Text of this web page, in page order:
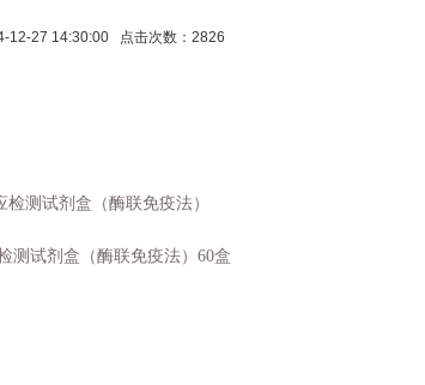
27 14:30:00 点击次数：2826
测试剂盒（酶联免疫法）
测试剂盒（酶联免疫法）60盒